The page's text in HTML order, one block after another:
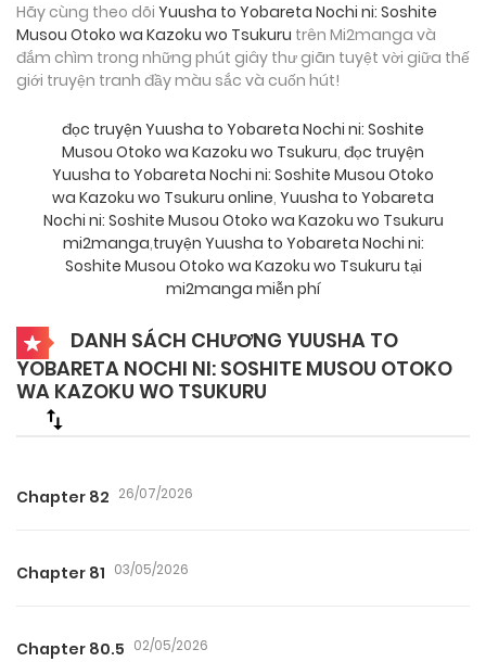
Hãy cùng theo dõi Yuusha to Yobareta Nochi ni: Soshite
Musou Otoko wa Kazoku wo Tsukuru trên Mi2manga và
đắm chìm trong những phút giây thư giãn tuyệt vời giữa thế
giới truyện tranh đầy màu sắc và cuốn hút!
đọc truyện Yuusha to Yobareta Nochi ni: Soshite
Musou Otoko wa Kazoku wo Tsukuru, đọc truyện
Yuusha to Yobareta Nochi ni: Soshite Musou Otoko
wa Kazoku wo Tsukuru online, Yuusha to Yobareta
Nochi ni: Soshite Musou Otoko wa Kazoku wo Tsukuru
mi2manga,truyện Yuusha to Yobareta Nochi ni:
Soshite Musou Otoko wa Kazoku wo Tsukuru tại
mi2manga miễn phí
DANH SÁCH CHƯƠNG YUUSHA TO
YOBARETA NOCHI NI: SOSHITE MUSOU OTOKO
WA KAZOKU WO TSUKURU
Chapter 82 26/07/2026
Chapter 81 03/05/2026
Chapter 80.5 02/05/2026